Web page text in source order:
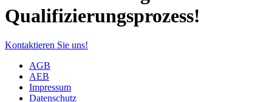
Qualifizierungsprozess!
Kontaktieren Sie uns!
AGB
AEB
Impressum
Datenschutz